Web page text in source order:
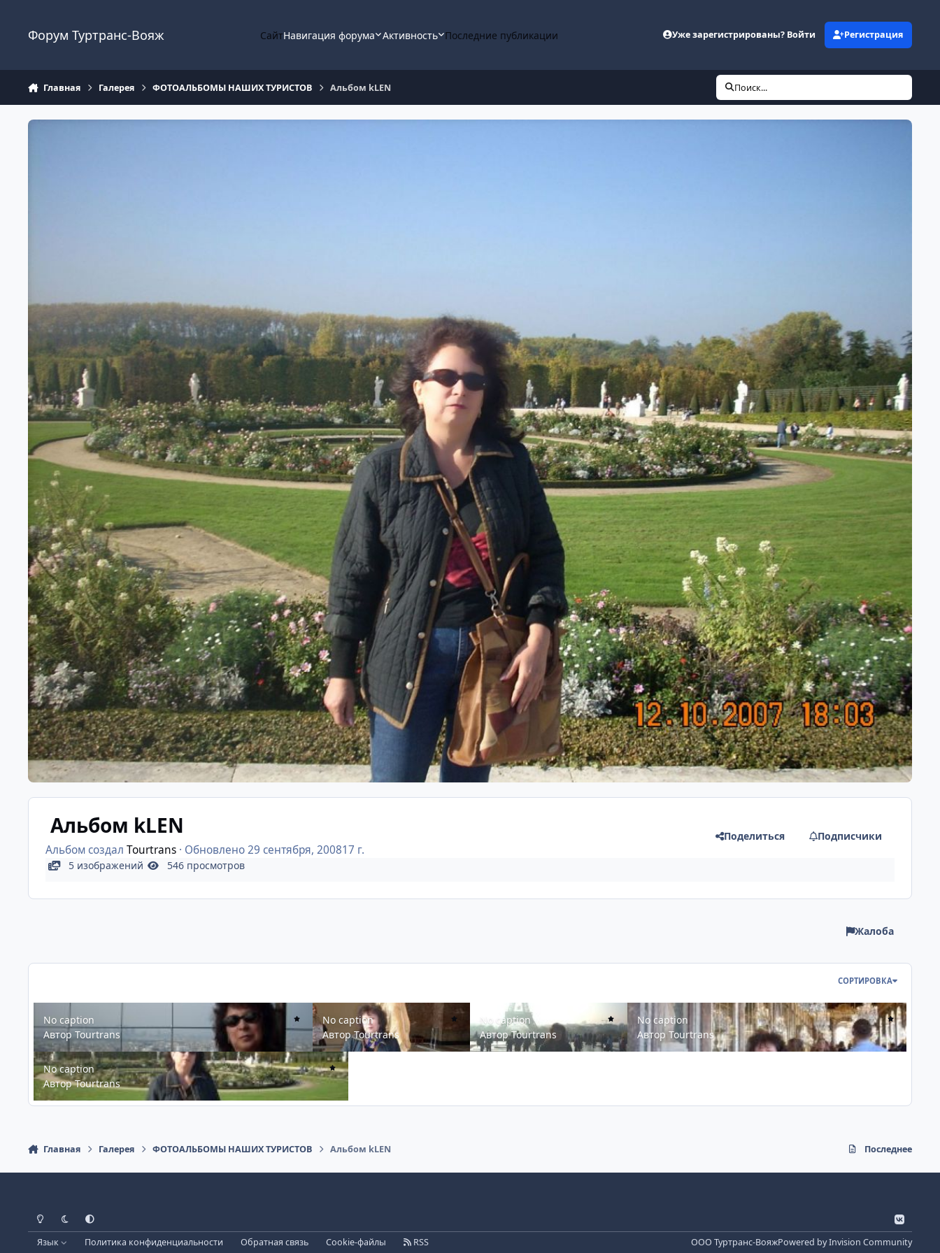
Форум Туртранс-Вояж СайтНавигация форума Активность Последние публикации Уже зарегистрированы? Войти Регистрация
Главная Галерея ФОТОАЛЬБОМЫ НАШИХ ТУРИСТОВ Альбом kLEN Поиск...
Альбом kLEN
Альбом создал Tourtrans· Обновлено29 сентября, 200817 г.
Поделиться Подписчики
5 изображений 546 просмотров
Жалоба
СОРТИРОВКА
No caption
АвторTourtrans
No caption
No caption
АвторTourtrans
No caption
No caption
АвторTourtrans
No caption
No caption
АвторTourtrans
No caption
No caption
АвторTourtrans
Главная Галерея ФОТОАЛЬБОМЫ НАШИХ ТУРИСТОВ Альбом kLEN Последнее
Светлый режим
Темный режим
Системные предпочтения
k
Язык Политика конфиденциальности Обратная связь Cookie-файлы RSS ООО Туртранс-ВояжPowered byInvision Community